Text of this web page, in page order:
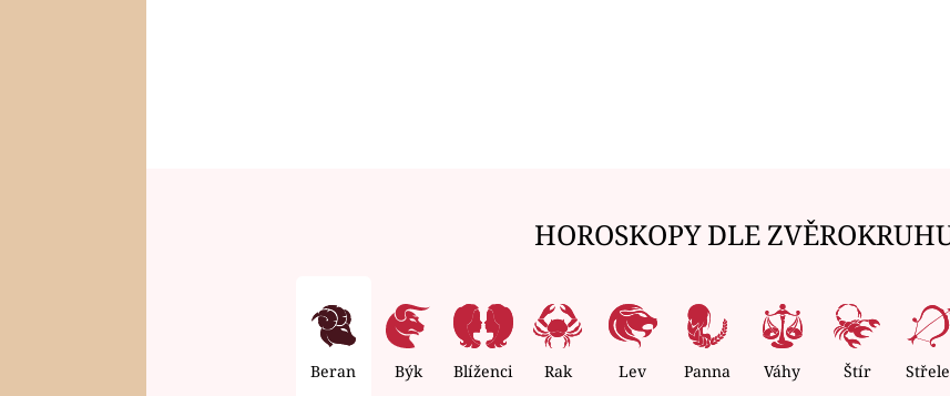
HOROSKOPY DLE
Beran Býk Blíženci Rak Lev Panna Váhy Štír